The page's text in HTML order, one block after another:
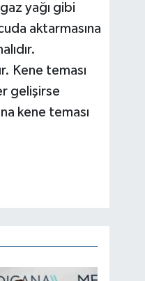
yağı gibi
aktarmasına
Kene teması
gelişirse
kene teması